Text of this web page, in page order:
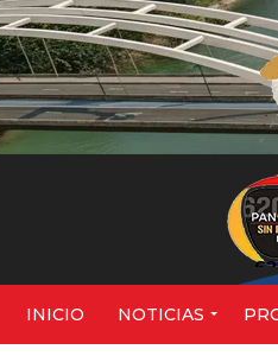
INICIO NOTICIAS